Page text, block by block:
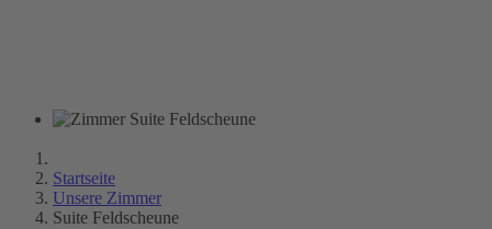
Startseite
Unsere Zimmer
Suite Feldscheune